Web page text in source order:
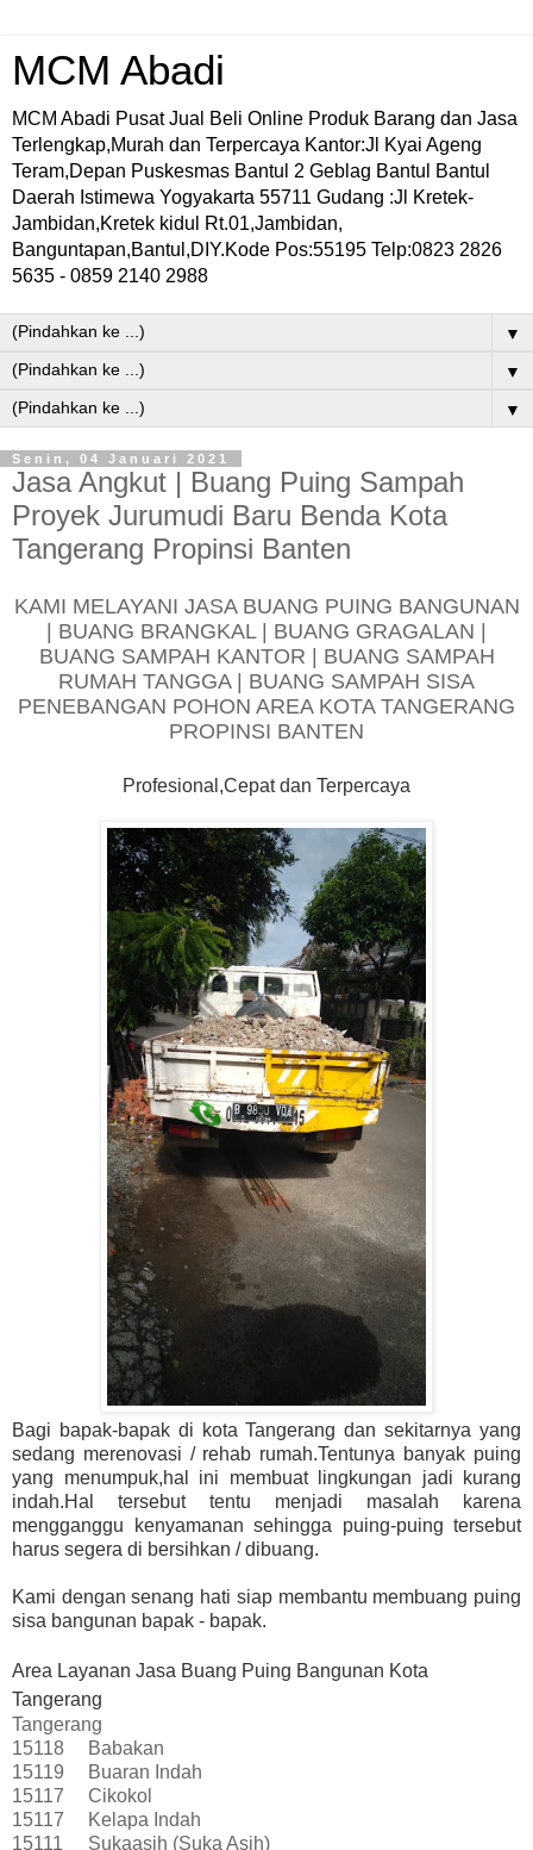
MCM Abadi
MCM Abadi Pusat Jual Beli Online Produk Barang dan Jasa
Terlengkap,Murah dan Terpercaya Kantor:Jl Kyai Ageng
Teram,Depan Puskesmas Bantul 2 Geblag Bantul Bantul
Daerah Istimewa Yogyakarta 55711 Gudang :Jl Kretek-
Jambidan,Kretek kidul Rt.01,Jambidan,
Banguntapan,Bantul,DIY.Kode Pos:55195 Telp:0823 2826
5635 - 0859 2140 2988
▼
▼
▼
Senin, 04 Januari 2021
Jasa Angkut | Buang Puing Sampah
Proyek Jurumudi Baru Benda Kota
Tangerang Propinsi Banten
KAMI MELAYANI JASA BUANG PUING BANGUNAN
| BUANG BRANGKAL | BUANG GRAGALAN |
BUANG SAMPAH KANTOR | BUANG SAMPAH
RUMAH TANGGA | BUANG SAMPAH SISA
PENEBANGAN POHON AREA KOTA TANGERANG
PROPINSI BANTEN
Profesional,Cepat dan Terpercaya
Bagi bapak-bapak di kota Tangerang dan sekitarnya yang
sedang merenovasi / rehab rumah.Tentunya banyak puing
yang menumpuk,hal ini membuat lingkungan jadi kurang
indah.Hal tersebut tentu menjadi masalah karena
mengganggu kenyamanan sehingga puing-puing tersebut
harus segera di bersihkan / dibuang.
Kami dengan senang hati siap membantu membuang puing
sisa bangunan bapak - bapak.
Area Layanan Jasa Buang Puing Bangunan Kota
Tangerang
Tangerang
15118
Babakan
15119
Buaran Indah
15117
Cikokol
15117
Kelapa Indah
15111
Sukaasih (Suka Asih)